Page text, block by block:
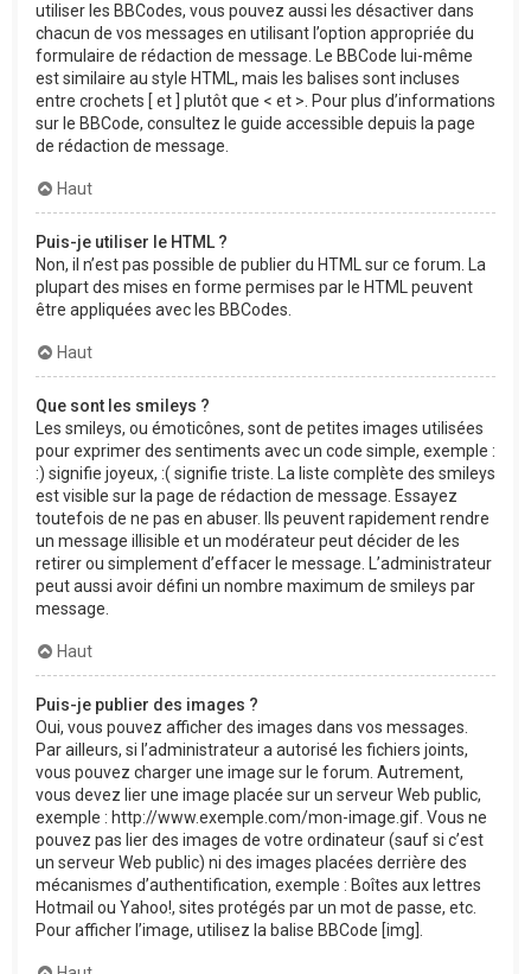
utiliser les BBCodes, vous pouvez aussi les désactiver dans
chacun de vos messages en utilisant l’option appropriée du
formulaire de rédaction de message. Le BBCode lui-même
est similaire au style HTML, mais les balises sont incluses
entre crochets [ et ] plutôt que < et >. Pour plus d’informations
sur le BBCode, consultez le guide accessible depuis la page
de rédaction de message.
Haut
Puis-je utiliser le HTML ?
Non, il n’est pas possible de publier du HTML sur ce forum. La
plupart des mises en forme permises par le HTML peuvent
être appliquées avec les BBCodes.
Haut
Que sont les smileys ?
Les smileys, ou émoticônes, sont de petites images utilisées
pour exprimer des sentiments avec un code simple, exemple :
:) signifie joyeux, :( signifie triste. La liste complète des smileys
est visible sur la page de rédaction de message. Essayez
toutefois de ne pas en abuser. Ils peuvent rapidement rendre
un message illisible et un modérateur peut décider de les
retirer ou simplement d’effacer le message. L’administrateur
peut aussi avoir défini un nombre maximum de smileys par
message.
Haut
Puis-je publier des images ?
Oui, vous pouvez afficher des images dans vos messages.
Par ailleurs, si l’administrateur a autorisé les fichiers joints,
vous pouvez charger une image sur le forum. Autrement,
vous devez lier une image placée sur un serveur Web public,
exemple : http://www.exemple.com/mon-image.gif. Vous ne
pouvez pas lier des images de votre ordinateur (sauf si c’est
un serveur Web public) ni des images placées derrière des
mécanismes d’authentification, exemple : Boîtes aux lettres
Hotmail ou Yahoo!, sites protégés par un mot de passe, etc.
Pour afficher l’image, utilisez la balise BBCode [img].